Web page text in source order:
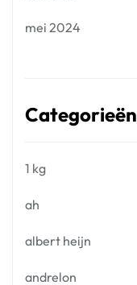
mei 2024
Categorieën
1 kg
ah
albert heijn
andrelon